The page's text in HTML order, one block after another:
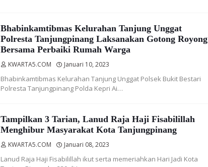
Bhabinkamtibmas Kelurahan Tanjung Unggat
Polresta Tanjungpinang Laksanakan Gotong Royong
Bersama Perbaiki Rumah Warga
KWARTA5.COM Januari 10, 2023
Bhabinkamtibmas Kelurahan Tanjung Unggat Polsek Bukit Bestari
Polresta Tanjungpinang Polda Kepri Ai…
Tampilkan 3 Tarian, Lanud Raja Haji Fisabilillah
Menghibur Masyarakat Kota Tanjungpinang
KWARTA5.COM Januari 08, 2023
Lanud Raja Haji Fisabilillah ikut serta memeriahkan Hari Jadi Kota